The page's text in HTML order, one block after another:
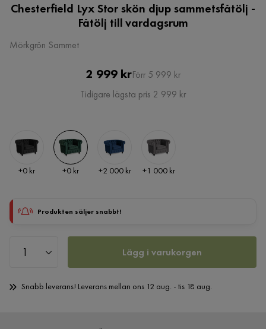
Chesterfield Lyx Stor skön djup sammetsfåtölj -
Fåtölj till vardagsrum
Mörkgrön Sammet
Pris
2 999 krOriginal
Pris
Förr 5 999 kr
Tidigare lägsta pris 2 999 kr
Pris
+0 kr Pris
+0 kr Pris
+2 000 kr Pris
+1 000 kr
Produkten säljer snabbt!
Lägg i varukorgen
Snabb leverans! Leverans mellan ons 12 aug. - tis 18 aug.